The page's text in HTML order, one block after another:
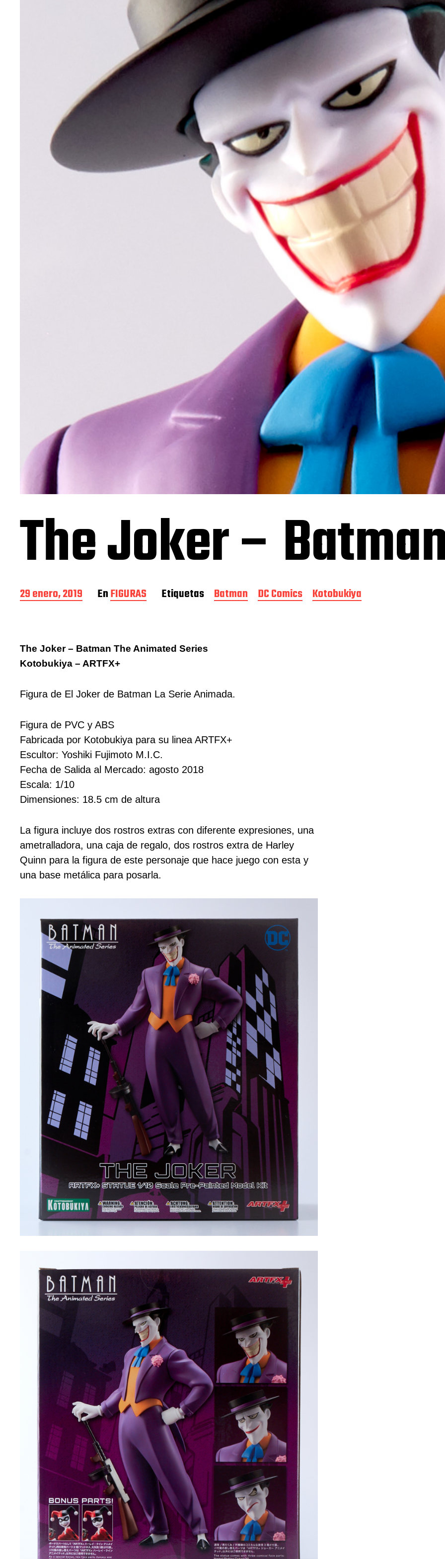
The Joker –
F
e
d
e
l
e
r
a
d
a
29 enero, 2019 EnFIGURAS Etiquetas Batman DC Comics Kotobukiya
The Joker – Batman The Animated Series
Kotobukiya – ARTFX+
Figura de El Joker de Batman La Serie Animada.
Figura de PVC y ABS
Fabricada por Kotobukiya para su linea ARTFX+
Escultor: Yoshiki Fujimoto M.I.C.
Fecha de Salida al Mercado: agosto 2018
Escala: 1/10
Dimensiones: 18.5 cm de altura
La figura incluye dos rostros extras con diferente expresiones, una
ametralladora, una caja de regalo, dos rostros extra de Harley
Quinn para la figura de este personaje que hace juego con esta y
una base metálica para posarla.